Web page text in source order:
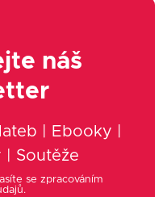
náš
| Ebooky |
| Soutěže
se zpracováním